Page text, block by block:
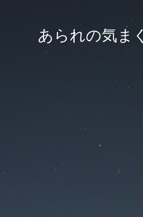
あられの気ま